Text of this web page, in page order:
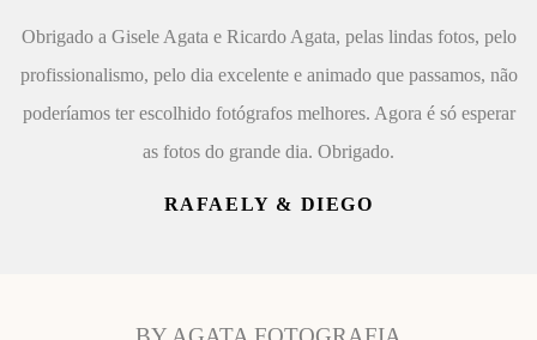
Obrigado a Gisele Agata e Ricardo Agata, pelas lindas fotos, pelo
profissionalismo, pelo dia excelente e animado que passamos, não
poderíamos ter escolhido fotógrafos melhores. Agora é só esperar
as fotos do grande dia. Obrigado.
RAFAELY & DIEGO